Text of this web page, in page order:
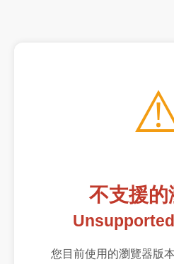
不支援的
您目前使用的瀏覽器版